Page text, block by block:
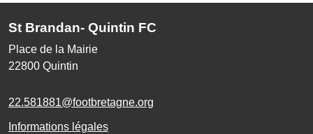
St Brandan- Quintin FC
Place de la Mairie
22800 Quintin
22.581881@footbretagne.org
Informations légales